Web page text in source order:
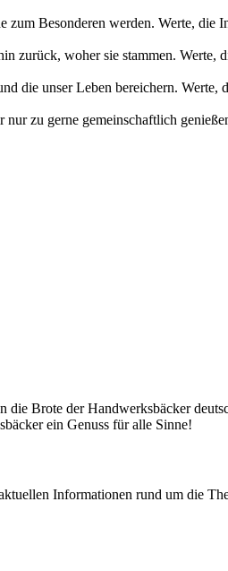
Besonderen werden. Werte, die
zurück, woher sie stammen. Werte,
die unser Leben bereichern. Werte,
zu gerne gemeinschaftlich
die Brote der Handwerksbäcker
ein Genuss für alle Sinne!
Informationen rund um die